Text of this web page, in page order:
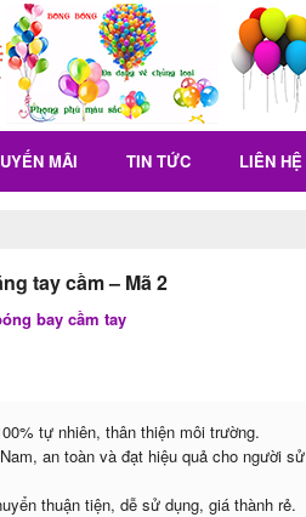
MÃI TIN TỨC LIÊN HỆ
tay cầm – Mã 2
bay cầm tay
tự nhiên, thân thiện môi trường.
an toàn và đạt hiệu quả cho người sử
thuận tiện, dễ sử dụng, giá thành rẻ.